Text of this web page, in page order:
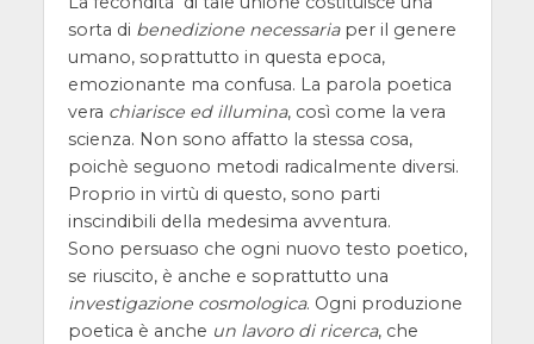
sorta di benedizione necessariaper il genere
umano, soprattutto in questa epoca,
emozionante ma confusa. La parola poetica
vera chiarisce ed illumina, così come la vera
scienza. Non sono affatto la stessa cosa,
poichè seguono metodi radicalmente diversi.
Proprio in virtù di questo, sono parti
inscindibili della medesima avventura.
Sono persuaso che ogni nuovo testo poetico,
se riuscito, è anche e soprattutto una
investigazione cosmologica. Ogni produzione
poetica è anche un lavoro di ricerca, che